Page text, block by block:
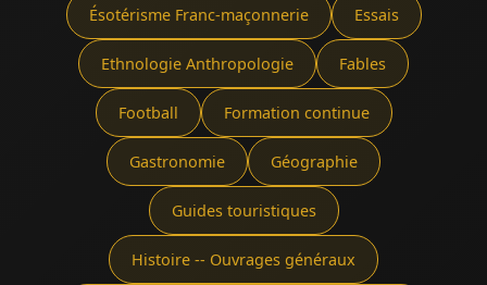
Ésotérisme Franc-maçonnerie Essais
Ethnologie Anthropologie Fables
Football Formation continue
Gastronomie Géographie
Guides touristiques
Histoire -- Ouvrages généraux